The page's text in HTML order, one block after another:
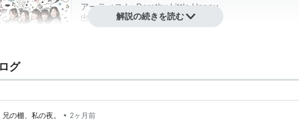
アーティスト:
Dorothy Little Happy
出版社/メーカー:avex trax
発売日:2013/02/20
Life goes on
解説の続きを読む
グ
兄の棚、私の夜。 • 2ヶ月前